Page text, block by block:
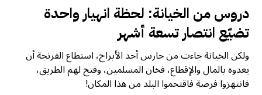
دروس من الخيانة: لحظة انهيار واحدة
تضيّع انتصار تسعة أشهر
ولكن الخيانة جاءت من حارس أحد الأبراج، استطاع الفرنجة أن
يعدوه بالمال والإقطاع، فخان المسلمين، وفتح لهم الطريق،
فانتهزوا فرصة فاقتحموا البلد من هذا المكان!